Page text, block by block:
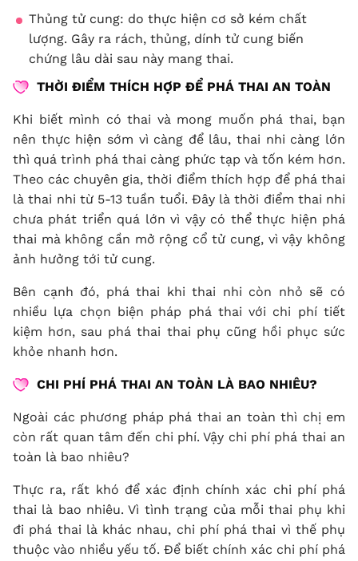
Thủng tử cung: do thực hiện cơ sở kém chất
lượng. Gây ra rách, thủng, dính tử cung biến
chứng lâu dài sau này mang thai.
THỜI ĐIỂM THÍCH HỢP ĐỂ PHÁ THAI AN TOÀN
Khi biết mình có thai và mong muốn phá thai, bạn
nên thực hiện sớm vì càng để lâu, thai nhi càng lớn
thì quá trình phá thai càng phức tạp và tốn kém hơn.
Theo các chuyên gia, thời điểm thích hợp để phá thai
là thai nhi từ 5-13 tuần tuổi. Đây là thời điểm thai nhi
chưa phát triển quá lớn vì vậy có thể thực hiện phá
thai mà không cần mở rộng cổ tử cung, vì vậy không
ảnh hưởng tới tử cung.
Bên cạnh đó, phá thai khi thai nhi còn nhỏ sẽ có
nhiều lựa chọn biện pháp phá thai với chi phí tiết
kiệm hơn, sau phá thai thai phụ cũng hồi phục sức
khỏe nhanh hơn.
CHI PHÍ PHÁ THAI AN TOÀN LÀ BAO NHIÊU?
Ngoài các phương pháp phá thai an toàn thì chị em
còn rất quan tâm đến chi phí. Vậy chi phí phá thai an
toàn là bao nhiêu?
Thực ra, rất khó để xác định chính xác chi phí phá
thai là bao nhiêu. Vì tình trạng của mỗi thai phụ khi
đi phá thai là khác nhau, chi phí phá thai vì thế phụ
thuộc vào nhiều yếu tố. Để biết chính xác chi phí phá